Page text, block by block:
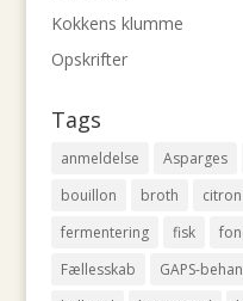
Kokkens klumme
Opskrifter
Tags
anmeldelse Asparges
bouillon
broth citron
fermentering
fisk
Fællesskab
GAPS-